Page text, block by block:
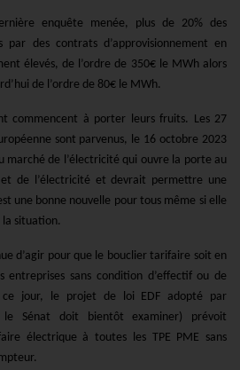
enquête menée, plus de 20% des
par des contrats d’approvisionnement en
élevés, de l’ordre de 350€ le MWh alors
de l’ordre de 80€ le MWh.
commencent à porter leurs fruits. Les 27
sont parvenus, le 16 octobre 2023
marché de l’électricité qui ouvre la porte au
de l’électricité et devrait permettre une
une bonne nouvelle pour tous même si elle
la situation.
d’agir pour que le bouclier tarifaire soit en
entreprises sans condition d’effectif ou de
ce jour, le projet de loi EDF adopté par
le Sénat doit bientôt examiner) prévoit
électrique à toutes les TPE PME sans